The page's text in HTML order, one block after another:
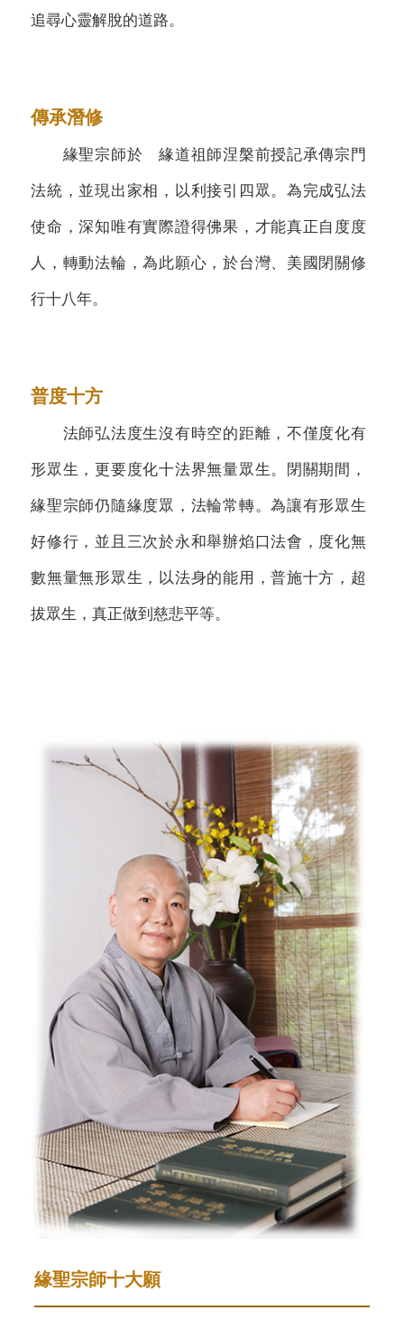
追尋心靈解脫的道路。
傳承潛修
緣聖宗師於 緣道祖師涅槃前授記承傳宗門
法統，並現出家相，以利接引四眾。為完成弘法
使命，深知唯有實際證得佛果，才能真正自度度
人，轉動法輪，為此願心，於台灣、美國閉關修
行十八年。
普度十方
法師弘法度生沒有時空的距離，不僅度化有
形眾生，更要度化十法界無量眾生。閉關期間，
緣聖宗師仍隨緣度眾，法輪常轉。為讓有形眾生
好修行，並且三次於永和舉辦焰口法會，度化無
數無量無形眾生，以法身的能用，普施十方，超
拔眾生，真正做到慈悲平等。
緣聖宗師十大願